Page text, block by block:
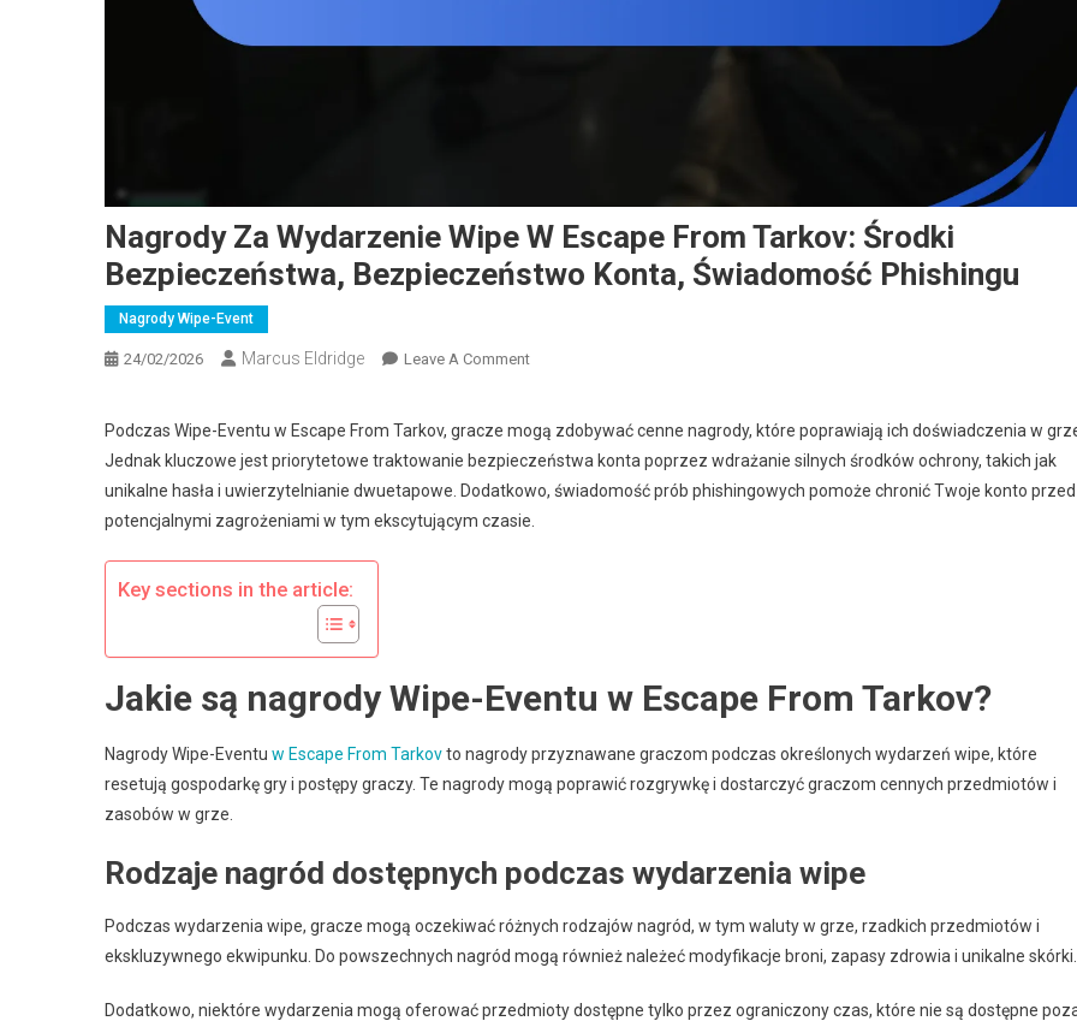
Nagrody Za Wydarzenie Wipe W Escape From Tarkov: Środki
Bezpieczeństwa, Bezpieczeństwo Konta, Świadomość Phishingu
Nagrody Wipe-Event
24/02/2026 Marcus Eldridge Leave A CommentOn
Wydarzenie
Wipe
W
Escape
Konta,
Podczas Wipe-Eventu w Escape From Tarkov, gracze mogą zdobywać cenne nagrody, które poprawiają ich doświadczenia w
Jednak kluczowe jest priorytetowe traktowanie bezpieczeństwa konta poprzez wdrażanie silnych środków ochrony, takich jak
unikalne hasła i uwierzytelnianie dwuetapowe. Dodatkowo, świadomość prób phishingowych pomoże chronić Twoje konto przed
potencjalnymi zagrożeniami w tym ekscytującym czasie.
Key sections in the article:
Jakie są nagrody Wipe-Eventu w Escape From Tarkov?
Nagrody Wipe-Eventu w Escape From Tarkovto nagrody przyznawane graczom podczas określonych wydarzeń wipe, które
resetują gospodarkę gry i postępy graczy. Te nagrody mogą poprawić rozgrywkę i dostarczyć graczom cennych przedmiotów i
zasobów w grze.
Rodzaje nagród dostępnych podczas wydarzenia wipe
Podczas wydarzenia wipe, gracze mogą oczekiwać różnych rodzajów nagród, w tym waluty w grze, rzadkich przedmiotów i
ekskluzywnego ekwipunku. Do powszechnych nagród mogą również należeć modyfikacje broni, zapasy zdrowia i unikalne skórki.
Dodatkowo, niektóre wydarzenia mogą oferować przedmioty dostępne tylko przez ograniczony czas, które nie są dostępne